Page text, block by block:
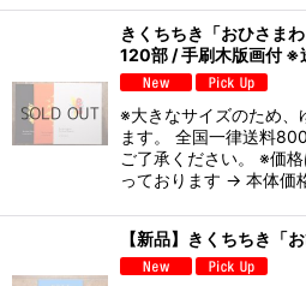
きくちちき「おひさま
120部 / 手刷木版画付 ※
※大きなサイズのため、
ます。 全国一律送料
ご了承ください。 ※価
っております → 本体
【新品】きくちちき「